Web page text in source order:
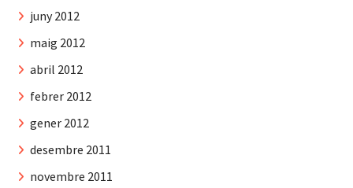
juny 2012
maig 2012
abril 2012
febrer 2012
gener 2012
desembre 2011
novembre 2011